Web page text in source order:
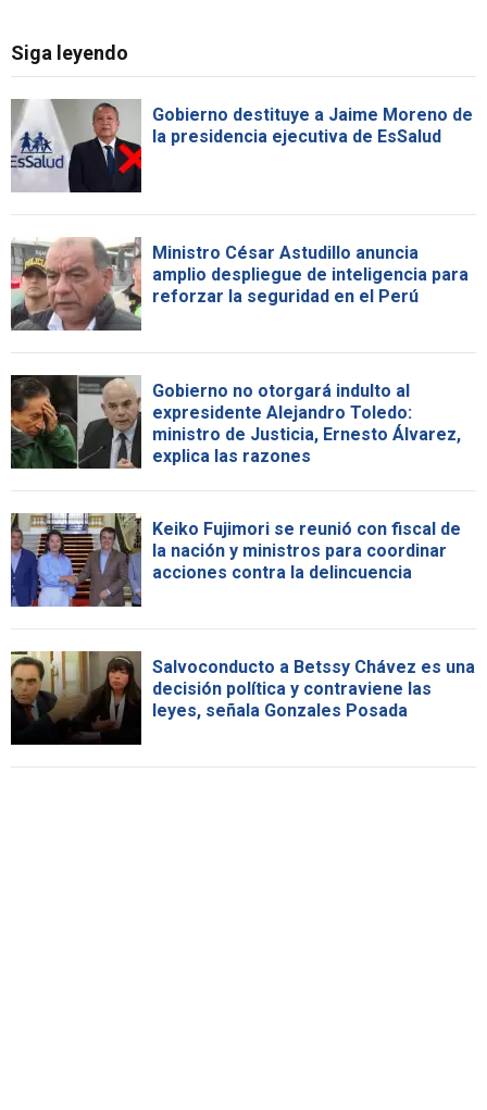
Siga leyendo
Gobierno destituye a Jaime Moreno de
la presidencia ejecutiva de EsSalud
Ministro César Astudillo anuncia
amplio despliegue de inteligencia para
reforzar la seguridad en el Perú
Gobierno no otorgará indulto al
expresidente Alejandro Toledo:
ministro de Justicia, Ernesto Álvarez,
explica las razones
Keiko Fujimori se reunió con fiscal de
la nación y ministros para coordinar
acciones contra la delincuencia
Salvoconducto a Betssy Chávez es una
decisión política y contraviene las
leyes, señala Gonzales Posada